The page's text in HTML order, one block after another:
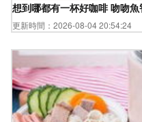
想到哪都有一杯好咖啡 吻吻
更新時間：2026-08-04 20:54:24